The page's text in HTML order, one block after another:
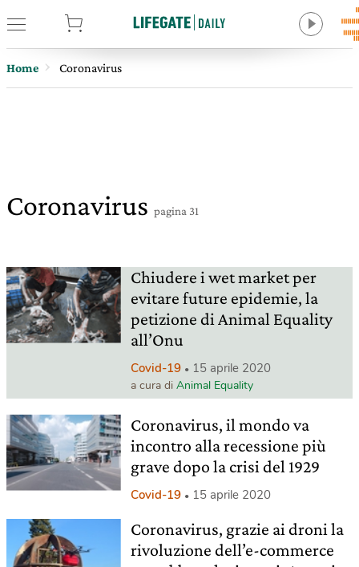
Home Coronavirus
Coronavirus pagina 31
Chiudere i wet market per
evitare future epidemie, la
petizione di Animal Equality
all’Onu
Covid-19 15 aprile 2020
a cura di Animal Equality
Coronavirus, il mondo va
incontro alla recessione più
grave dopo la crisi del 1929
Covid-19 15 aprile 2020
Coronavirus, grazie ai droni la
rivoluzione dell’e-commerce